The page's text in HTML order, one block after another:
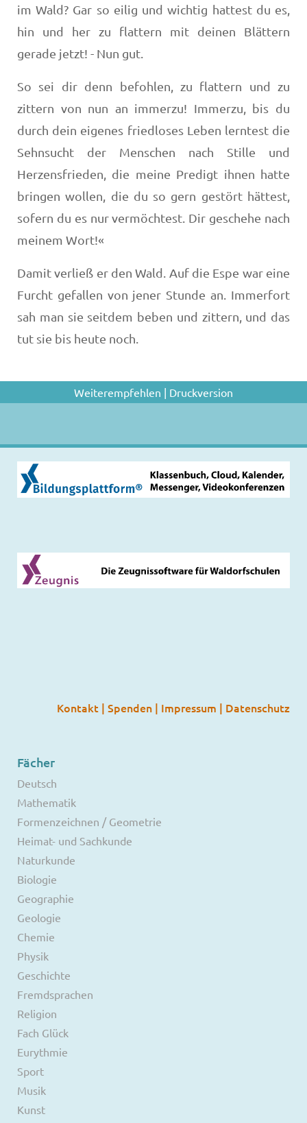
im Wald? Gar so eilig und wichtig hattest du es,
hin und her zu flattern mit deinen Blättern
gerade jetzt! - Nun gut.
So sei dir denn befohlen, zu flattern und zu
zittern von nun an immerzu! Immerzu, bis du
durch dein eigenes friedloses Leben lerntest die
Sehnsucht der Menschen nach Stille und
Herzensfrieden, die meine Predigt ihnen hatte
brin­gen wollen, die du so gern gestört hättest,
sofern du es nur vermöchtest. Dir geschehe nach
meinem Wort!«
Damit verließ er den Wald. Auf die Espe war eine
Furcht gefallen von jener Stunde an. Immerfort
sah man sie seitdem beben und zittern, und das
tut sie bis heute noch.
Weiterempfehlen | Druckversion
Kontakt | Spenden | Impressum | Datenschutz
Fächer
Deutsch
Mathematik
Formenzeichnen / Geometrie
Heimat- und Sachkunde
Naturkunde
Biologie
Geographie
Geologie
Chemie
Physik
Geschichte
Fremdsprachen
Religion
Fach Glück
Eurythmie
Sport
Musik
Kunst